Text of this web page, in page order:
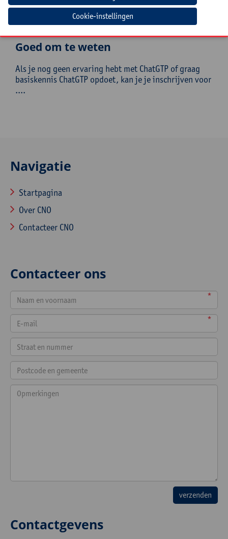
We vragen de deelnemers om alvast een account bij de
gratis versie van ChatGPT aan te maken.
Goed om te weten
Als je nog geen ervaring hebt met ChatGTP of graag
basiskennis ChatGTP opdoet, kan je je inschrijven voor
....
Navigatie
Startpagina
Over CNO
Contacteer CNO
Contacteer ons
*
*
Contactgevens
Cookie-instellingen